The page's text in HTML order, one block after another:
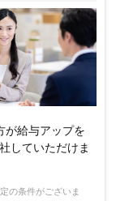
が給与アップを
していただけま
の条件がございま